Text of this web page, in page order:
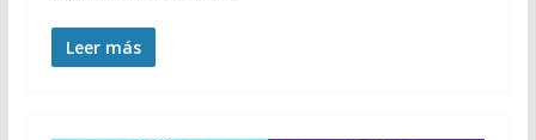
Leer más